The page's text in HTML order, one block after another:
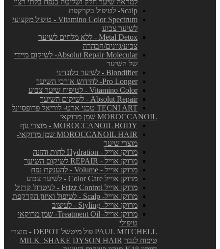
למראה שיער חלק ושליטה בנפח בלתי רצוי
Scalp- לטיפול בקרקפת
Vitamino Color Spectrum - טיפול מקצועי
לשיער צבוע
Metal Detox - ללא מלחים לשיער
צבוע/גוונים/הבהרה
Absolut Repair Molecular- לשיקום מיידי
של השיער
Blondifier - לשיער בלונדיני
Pro Longer- לחידוש אורכי השיער
Vitamino Color - לטיפוח שיער צבוע
Absolut Repair - לשיקום השיער
TECNI ART טכני ארט- לוריאל פרופסיונל
MOROCCANOIL שמן מרוקאי
MOROCCANOIL BODY - מוצרי גוף
MOROCCANOIL HAIR שמן מרוקאי-
מוצרי שיער
מרוקן אוייל - Hydration לחות והזנה
מרוקן אוייל - REPAIR לשיקום השיער
מרוקן אוייל - Volume - להענקת נפח
מרוקן אוייל Color Care - לשיער צבוע
מרוקן אוייל Frizz Control - לניטרול קרזול
מרוקן אוייל- Scalp - לטיפול ואיזון הקרקפת
מרוקן אוייל- Styling - לעיצוב
מרוקן אוייל- Treatment Oil- שמן מרוקאי
טיפולי
PAUL MITCHELL פול מיטשל
DEPOT - מוצרי
טיפוח לגבר
MILK_SHAKE DYSON HAIR